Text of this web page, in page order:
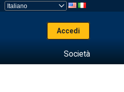
Accedi
Società